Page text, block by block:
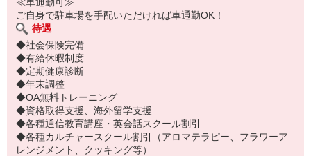
ご自身で駐車場を手配いただければ車通勤OK！
待遇
◆社会保険完備
◆有給休暇制度
◆定期健康診断
◆年末調整
◆OA無料トレーニング
◆資格取得支援、海外留学支援
◆各種通信教育講座・英会話スクール割引
◆各種カルチャースクール割引（アロマテラピー、フラワーア
レンジメント、クッキング等）